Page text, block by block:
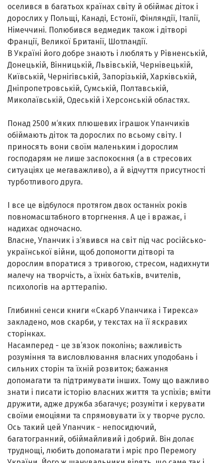
оселився в багатьох країнах світу й обіймає діток і
дорослих у Польщі, Канаді, Естонії, Фінляндії, Італії,
Німеччині. Полюбився ведмедик також і дітворі
Франції, Великої Британії, Шотландії.
В Україні його добре знають і люблять у Рівненській,
Донецькій, Вінницькій, Львівській, Чернівецькій,
Київській, Чернігівській, Запорізькій, Харківській,
Дніпропетровській, Сумській, Полтавській,
Миколаївській, Одеській і Херсонській областях.
Понад 2500 м‘яких плюшевих іграшок Упанчиків
обіймають діток та дорослих по всьому світу. І
приносять вони своїм маленьким і дорослим
господарям не лише заспокоєння (а в стресових
ситуаціях це мегаважливо), а й відчуття присутності
турботливого друга.
І все це відбулося протягом двох останніх років
повномасштабного вторгнення. А це і вражає, і
надихає одночасно.
Власне, Упанчик і з‘явився на світ під час російсько-
української війни, щоб допомогти дітворі та
дорослим впоратися з тривогою, стресом, надихнути
малечу на творчість, а їхніх батьків, вчителів,
психологів на арттерапію.
Глибинні сенси книги «Скарб Упанчика і Тирекса»
закладено, мов скарби, у текстах на її яскравих
сторінках.
Насамперед - це зв’язок поколінь; важливість
розуміння та висловлювання власних уподобань і
сильних сторін та їхній розвиток; бажання
допомагати та підтримувати інших. Тому що важливо
знати і писати історію власних життя та успіхів; вміти
дружити, адже дружба збагачує; розуміти і керувати
своїми емоціями та спрямовувати їх у творче русло.
Ось такий цей Упанчик - непосидючий,
багатогранний, обіймайливий і добрий. Він долає
труднощі, любить допомагати і мріє про Перемогу